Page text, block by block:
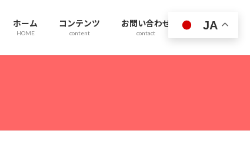
ホーム
HOME
コンテンツ
content
お問い合わせ
contact
JA